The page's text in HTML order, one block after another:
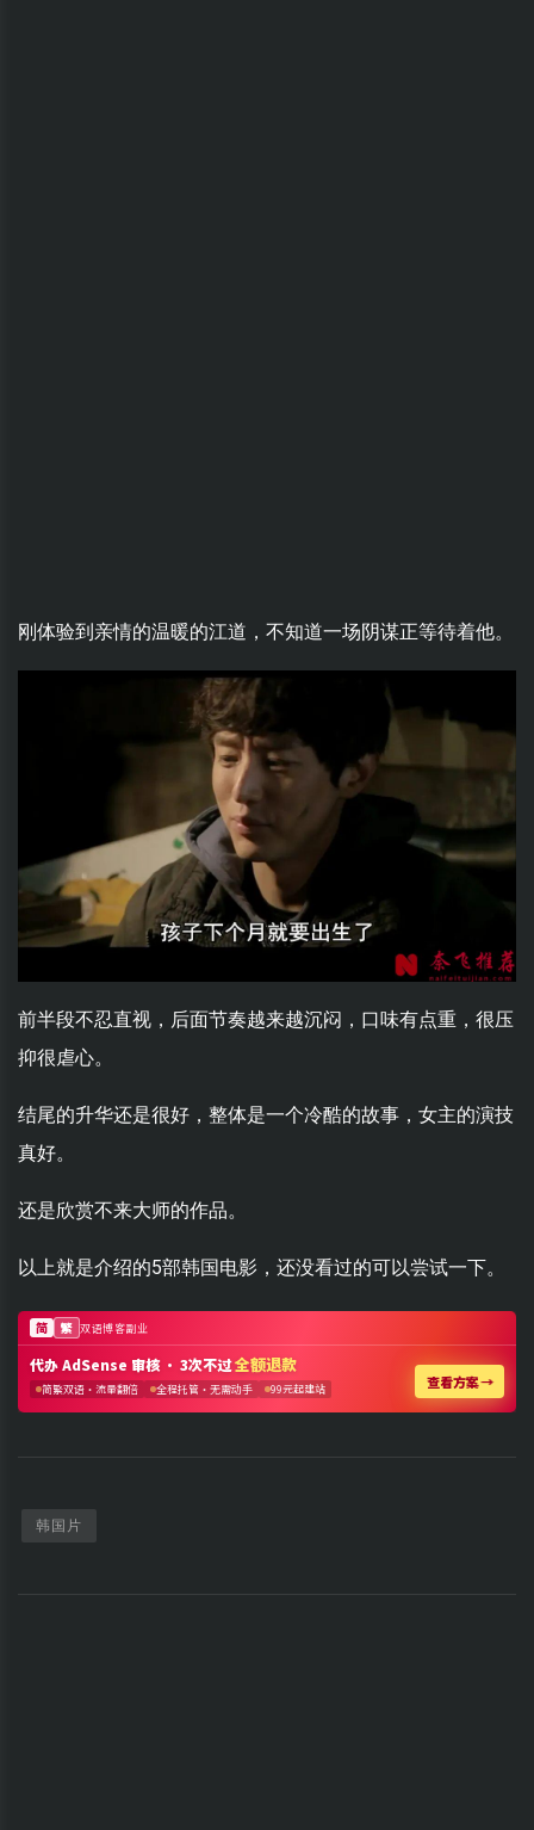
刚体验到亲情的温暖的江道，不知道一场阴谋正等待着他。
前半段不忍直视，后面节奏越来越沉闷，口味有点重，很压
抑很虐心。
结尾的升华还是很好，整体是一个冷酷的故事，女主的演技
真好。
还是欣赏不来大师的作品。
以上就是介绍的5部韩国电影，还没看过的可以尝试一下。
韩国片